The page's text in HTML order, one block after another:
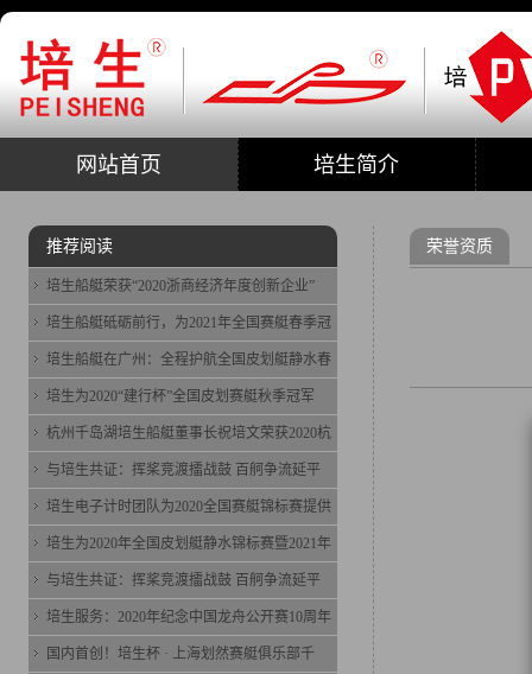
网站首页 培生简介
荣誉资质
推荐阅读
培生船艇荣获“2020浙商经济年度创新企业”
培生船艇砥砺前行，为2021年全国赛艇春季冠
培生船艇在广州：全程护航全国皮划艇静水春
培生为2020“建行杯”全国皮划赛艇秋季冠军
杭州千岛湖培生船艇董事长祝培文荣获2020杭
与培生共证：挥桨竞渡擂战鼓 百舸争流延平
培生电子计时团队为2020全国赛艇锦标赛提供
培生为2020年全国皮划艇静水锦标赛暨2021年
与培生共证：挥桨竞渡擂战鼓 百舸争流延平
培生服务：2020年纪念中国龙舟公开赛10周年
国内首创！培生杯 · 上海划然赛艇俱乐部千